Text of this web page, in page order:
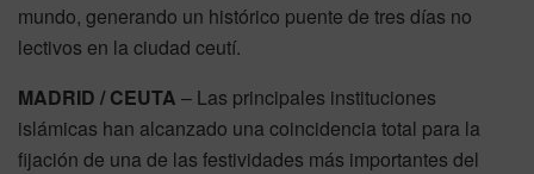
mundo, generando un histórico puente de tres días no
lectivos en la ciudad ceutí.
MADRID / CEUTA – Las principales instituciones
islámicas han alcanzado una coincidencia total para la
fijación de una de las festividades más importantes del